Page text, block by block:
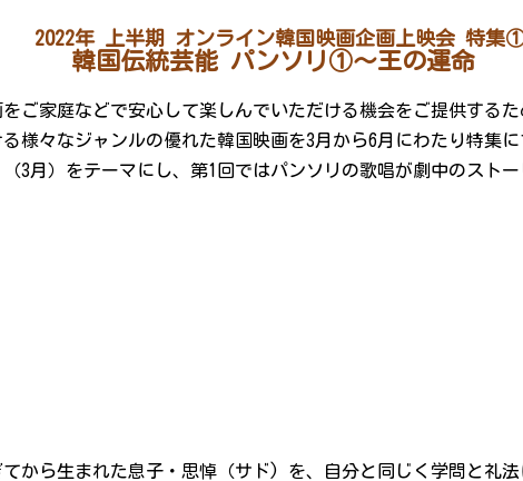
2022年 上半期 オンライン韓国映画企画上映会 特集
韓国伝統芸能 パンソリ①～王の運命
ご家庭などで安心して楽しんでいただける機会をご提供する
様々なジャンルの優れた韓国映画を3月から6月にわたり特集に
3月）をテーマにし、第1回ではパンソリの歌唱が劇中のスト
から生まれた息子・思悼（サド) を、自分と同じく学問と礼